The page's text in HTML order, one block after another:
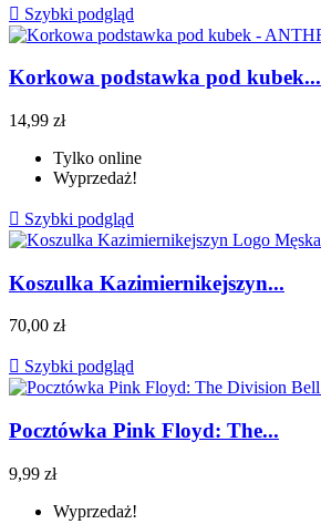
 Szybki podgląd
Korkowa podstawka pod kubek...
14,99 zł
Tylko online
Wyprzedaż!
 Szybki podgląd
Koszulka Kazimiernikejszyn...
70,00 zł
 Szybki podgląd
Pocztówka Pink Floyd: The...
9,99 zł
Wyprzedaż!